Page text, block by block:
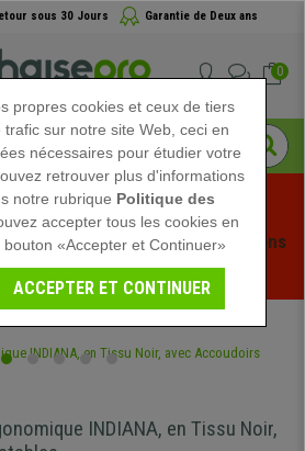
sous 30 Jours Garantie de Deux ans
0
chez Chaisepro ! Des réductions
une durée limitée - Voir l'offre
INDIANA, en Tissu Noir,
propres cookies et ceux de tiers
trafic sur notre site Web, ceci en
nécessaires pour étudier votre
retrouver plus d'informations
notre rubrique Politique des
accepter tous les cookies en
«Accepter et Continuer»
ACCEPTER ET CONTINUER